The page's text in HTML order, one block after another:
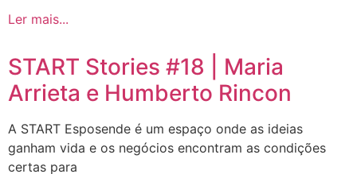
Ler mais...
START Stories #18 | Maria
Arrieta e Humberto Rincon
A START Esposende é um espaço onde as ideias
ganham vida e os negócios encontram as condições
certas para